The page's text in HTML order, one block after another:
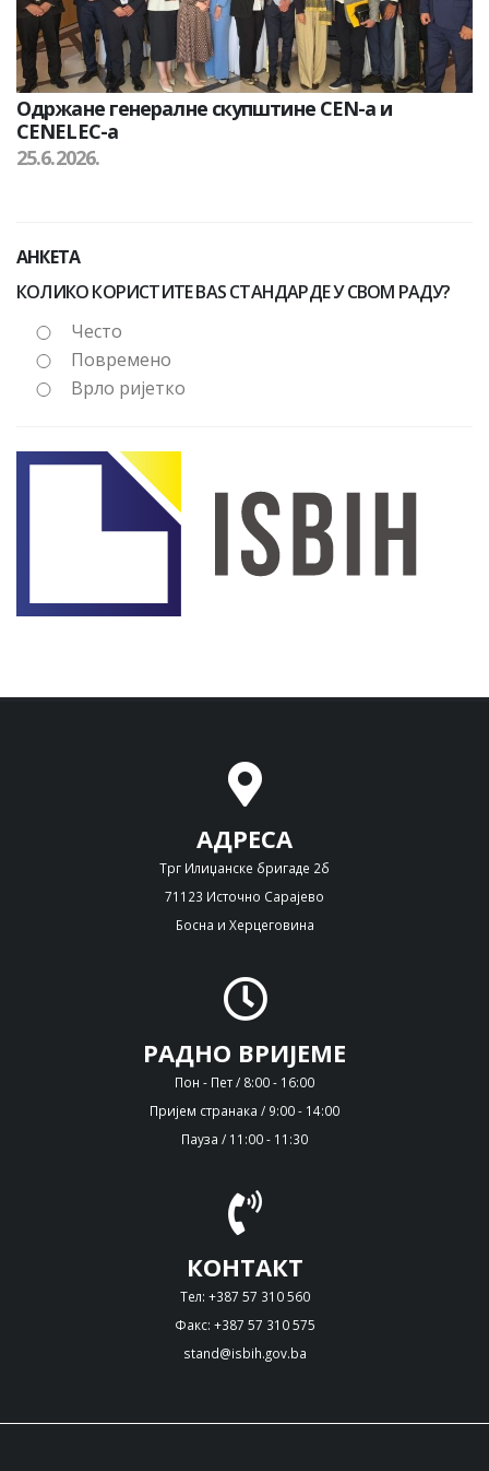
Одржане генералне скупштине CEN-а и
CENELEC-а
25.6.2026.
АНКЕТА
КОЛИКО КОРИСТИТЕ BAS СТАНДАРДЕ У СВОМ РАДУ?
Често
Повремено
Врло ријетко
АДРЕСА
Трг Илиџанске бригаде 2б
71123 Источно Сарајево
Босна и Херцеговина
РАДНО ВРИЈЕМЕ
Пон - Пет / 8:00 - 16:00
Пријем странака / 9:00 - 14:00
Пауза / 11:00 - 11:30
КОНТАКТ
Тел: +387 57 310 560
Факс: +387 57 310 575
stand@isbih.gov.ba